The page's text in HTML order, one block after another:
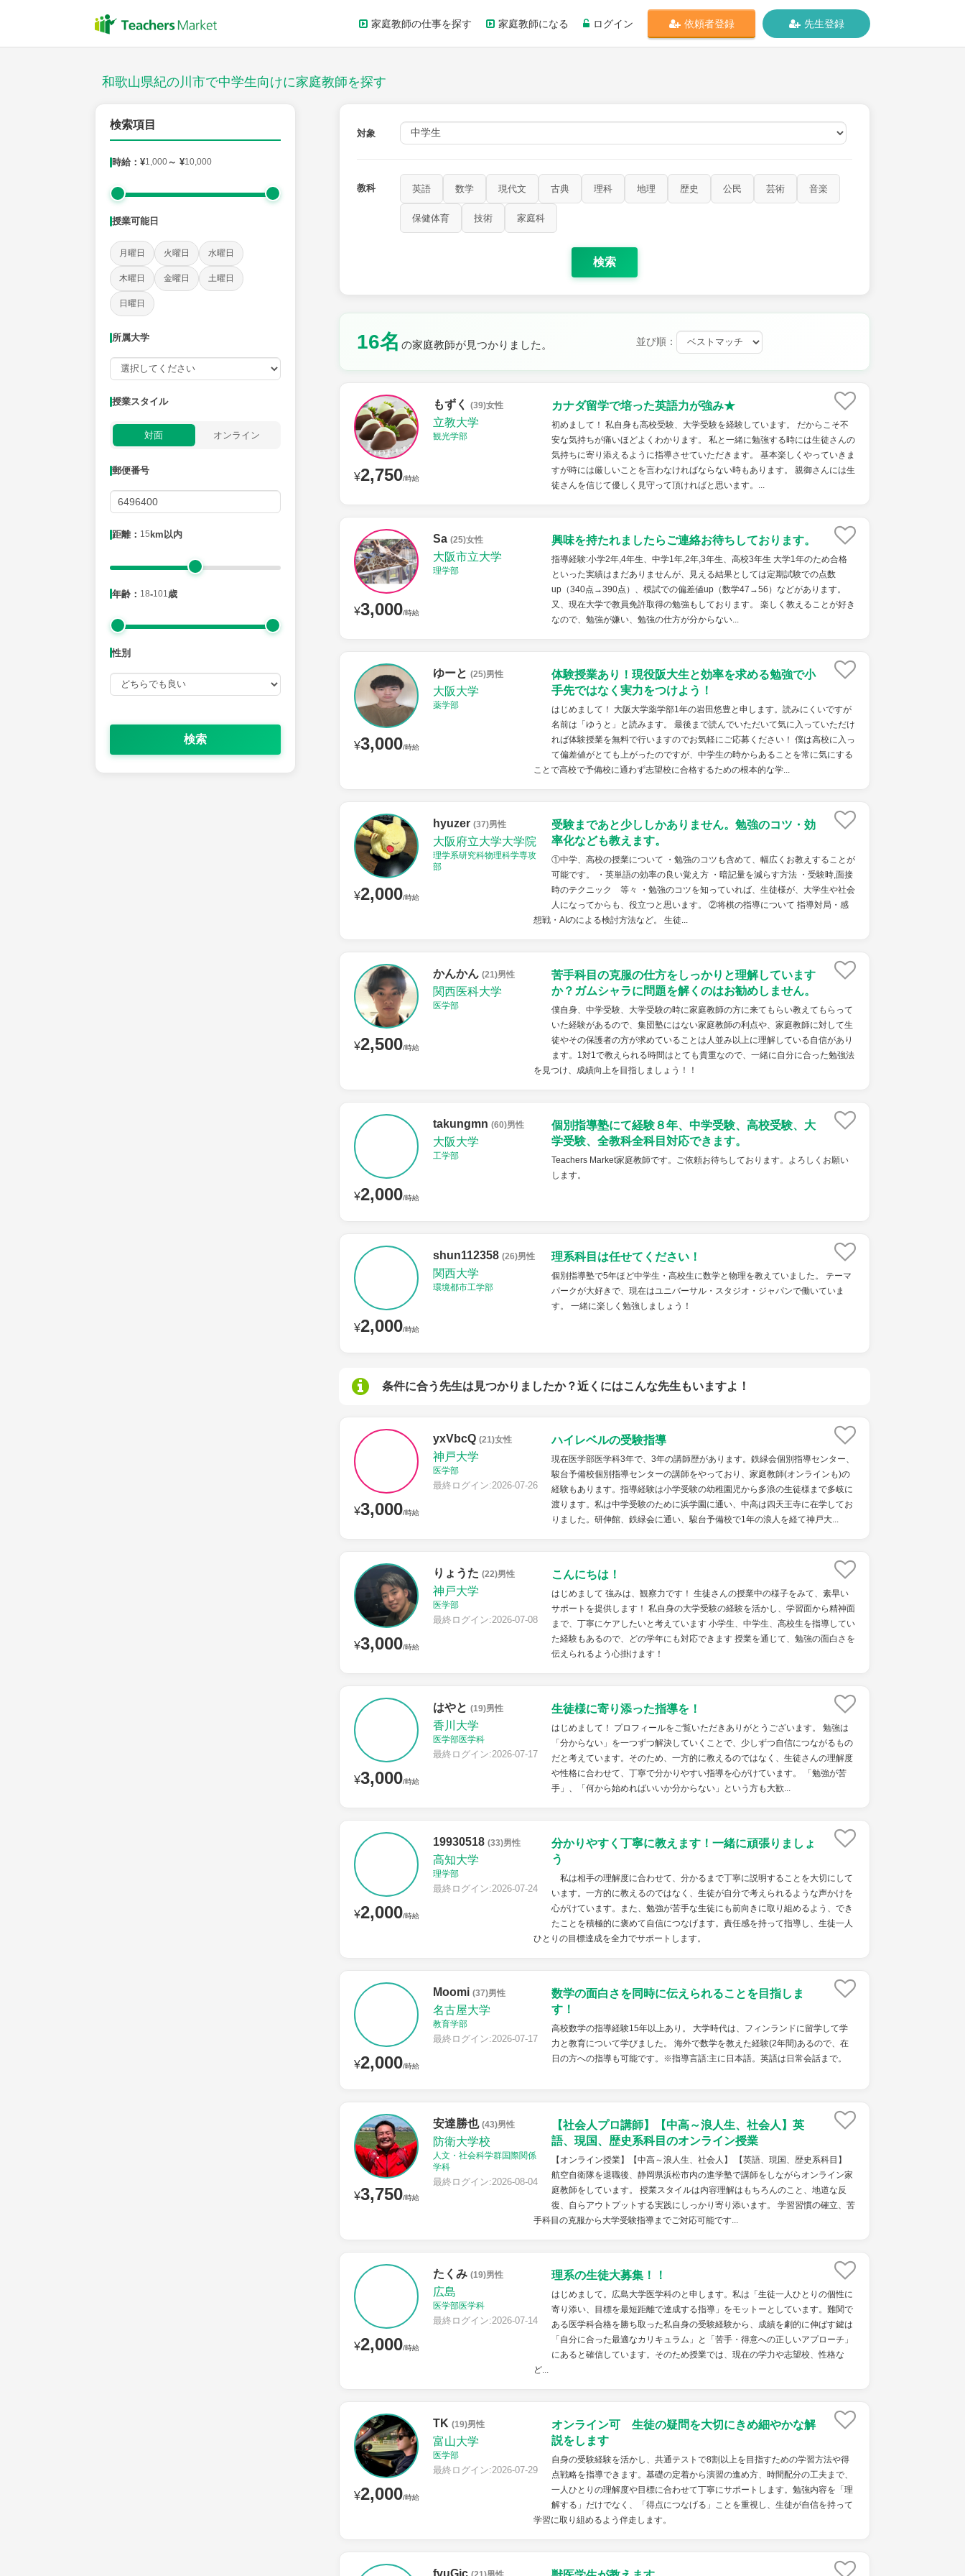
家庭教師の仕事を探す 家庭教師になる ログイン 依頼者登録 先生登録
和歌山県紀の川市で中学生向けに家庭教師を探す
検索項目
時給：¥1,000～ ¥10,000
授業可能日
月曜日 火曜日 水曜日
木曜日 金曜日 土曜日
日曜日
所属大学
授業スタイル
対面 オンライン
郵便番号
距離： 15 km以内
年齢： 18-101 歳
性別
検索
対象
教科 英語 数学 現代文 古典 理科 地理 歴史 公民 芸術 音楽
保健体育 技術 家庭科
検索
16名 の家庭教師が見つかりました。 並び順：
¥2,750/時給
もずく (39)女性
立教大学
観光学部
カナダ留学で培った英語力が強み★
初めまして！ 私自身も高校受験、大学受験を経験しています。 だからこそ不
安な気持ちが痛いほどよくわかります。 私と一緒に勉強する時には生徒さんの
気持ちに寄り添えるように指導させていただきます。 基本楽しくやっていきま
すが時には厳しいことを言わなければならない時もあります。 親御さんには生
徒さんを信じて優しく見守って頂ければと思います。...
¥3,000/時給
Sa (25)女性
大阪市立大学
理学部
興味を持たれましたらご連絡お待ちしております。
指導経験:小学2年,4年生、中学1年,2年,3年生、高校3年生 大学1年のため合格
といった実績はまだありませんが、見える結果としては定期試験での点数
up（340点→390点）、模試での偏差値up（数学47→56）などがあります。
又、現在大学で教員免許取得の勉強もしております。 楽しく教えることが好き
なので、勉強が嫌い、勉強の仕方が分からない...
¥3,000/時給
ゆーと (25)男性
大阪大学
薬学部
体験授業あり！現役阪大生と効率を求める勉強で小
手先ではなく実力をつけよう！
はじめまして！ 大阪大学薬学部1年の岩田悠豊と申します。読みにくいですが
名前は「ゆうと」と読みます。 最後まで読んでいただいて気に入っていただけ
れば体験授業を無料で行いますのでお気軽にご応募ください！ 僕は高校に入っ
て偏差値がとても上がったのですが、中学生の時からあることを常に気にする
ことで高校で予備校に通わず志望校に合格するための根本的な学...
¥2,000/時給
hyuzer (37)男性
大阪府立大学大学院
理学系研究科物理科学専攻
部
受験まであと少ししかありません。勉強のコツ・効
率化なども教えます。
①中学、高校の授業について ・勉強のコツも含めて、幅広くお教えすることが
可能です。 ・英単語の効率の良い覚え方 ・暗記量を減らす方法 ・受験時,面接
時のテクニック 等々 ・勉強のコツを知っていれば、生徒様が、大学生や社会
人になってからも、役立つと思います。 ②将棋の指導について 指導対局・感
想戦・AIのによる検討方法など。 生徒...
¥2,500/時給
かんかん (21)男性
関西医科大学
医学部
苦手科目の克服の仕方をしっかりと理解しています
か？ガムシャラに問題を解くのはお勧めしません。
僕自身、中学受験、大学受験の時に家庭教師の方に来てもらい教えてもらって
いた経験があるので、集団塾にはない家庭教師の利点や、家庭教師に対して生
徒やその保護者の方が求めていることは人並み以上に理解している自信があり
ます。1対1で教えられる時間はとても貴重なので、一緒に自分に合った勉強法
を見つけ、成績向上を目指しましょう！！
¥2,000/時給
takungmn (60)男性
大阪大学
工学部
個別指導塾にて経験８年、中学受験、高校受験、大
学受験、全教科全科目対応できます。
Teachers Market家庭教師です。ご依頼お待ちしております。よろしくお願い
します。
¥2,000/時給
shun112358 (26)男性
関西大学
環境都市工学部
理系科目は任せてください！
個別指導塾で5年ほど中学生・高校生に数学と物理を教えていました。 テーマ
パークが大好きで、現在はユニバーサル・スタジオ・ジャパンで働いていま
す。 一緒に楽しく勉強しましょう！
条件に合う先生は見つかりましたか？近くにはこんな先生もいますよ！
¥3,000/時給
yxVbcQ (21)女性
神戸大学
医学部
最終ログイン:2026-07-26
ハイレベルの受験指導
現在医学部医学科3年で、3年の講師歴があります。鉄緑会個別指導センター、
駿台予備校個別指導センターの講師をやっており、家庭教師(オンラインも)の
経験もあります。指導経験は小学受験の幼稚園児から多浪の生徒様まで多岐に
渡ります。私は中学受験のために浜学園に通い、中高は四天王寺に在学してお
りました。研伸館、鉄緑会に通い、駿台予備校で1年の浪人を経て神戸大...
¥3,000/時給
りょうた (22)男性
神戸大学
医学部
最終ログイン:2026-07-08
こんにちは！
はじめまして 強みは、観察力です！ 生徒さんの授業中の様子をみて、素早い
サポートを提供します！ 私自身の大学受験の経験を活かし、学習面から精神面
まで、丁寧にケアしたいと考えています 小学生、中学生、高校生を指導してい
た経験もあるので、どの学年にも対応できます 授業を通じて、勉強の面白さを
伝えられるよう心掛けます！
¥3,000/時給
はやと (19)男性
香川大学
医学部医学科
最終ログイン:2026-07-17
生徒様に寄り添った指導を！
はじめまして！ プロフィールをご覧いただきありがとうございます。 勉強は
「分からない」を一つずつ解決していくことで、少しずつ自信につながるもの
だと考えています。そのため、一方的に教えるのではなく、生徒さんの理解度
や性格に合わせて、丁寧で分かりやすい指導を心がけています。 「勉強が苦
手」、「何から始めればいいか分からない」という方も大歓...
¥2,000/時給
19930518 (33)男性
高知大学
理学部
最終ログイン:2026-07-24
分かりやすく丁寧に教えます！一緒に頑張りましょ
う
私は相手の理解度に合わせて、分かるまで丁寧に説明することを大切にして
います。一方的に教えるのではなく、生徒が自分で考えられるような声かけを
心がけています。また、勉強が苦手な生徒にも前向きに取り組めるよう、でき
たことを積極的に褒めて自信につなげます。責任感を持って指導し、生徒一人
ひとりの目標達成を全力でサポートします。
¥2,000/時給
Moomi (37)男性
名古屋大学
教育学部
最終ログイン:2026-07-17
数学の面白さを同時に伝えられることを目指しま
す！
高校数学の指導経験15年以上あり。 大学時代は、フィンランドに留学して学
力と教育について学びました。 海外で数学を教えた経験(2年間)あるので、在
日の方への指導も可能です。※指導言語:主に日本語。英語は日常会話まで。
¥3,750/時給
安達勝也 (43)男性
防衛大学校
人文・社会科学群国際関係
学科
最終ログイン:2026-08-04
【社会人プロ講師】【中高～浪人生、社会人】英
語、現国、歴史系科目のオンライン授業
【オンライン授業】【中高～浪人生、社会人】 【英語、現国、歴史系科目】
航空自衛隊を退職後、静岡県浜松市内の進学塾で講師をしながらオンライン家
庭教師をしています。 授業スタイルは内容理解はもちろんのこと、地道な反
復、自らアウトプットする実践にしっかり寄り添います。 学習習慣の確立、苦
手科目の克服から大学受験指導までご対応可能です...
¥2,000/時給
たくみ (19)男性
広島
医学部医学科
最終ログイン:2026-07-14
理系の生徒大募集！！
はじめまして。広島大学医学科のと申します。私は「生徒一人ひとりの個性に
寄り添い、目標を最短距離で達成する指導」をモットーとしています。難関で
ある医学科合格を勝ち取った私自身の受験経験から、成績を劇的に伸ばす鍵は
「自分に合った最適なカリキュラム」と「苦手・得意への正しいアプローチ」
にあると確信しています。そのため授業では、現在の学力や志望校、性格な
ど...
¥2,000/時給
TK (19)男性
富山大学
医学部
最終ログイン:2026-07-29
オンライン可 生徒の疑問を大切にきめ細やかな解
説をします
自身の受験経験を活かし、共通テストで8割以上を目指すための学習方法や得
点戦略を指導できます。基礎の定着から演習の進め方、時間配分の工夫まで、
一人ひとりの理解度や目標に合わせて丁寧にサポートします。勉強内容を「理
解する」だけでなく、「得点につなげる」ことを重視し、生徒が自信を持って
学習に取り組めるよう伴走します。
fvuGic
授業スタイル
数学 現代文 古典 家庭科
時給：¥1,000 ～ ¥10,000
授業可能日
月曜日 火曜日 日曜日
距離：15km以内
年齢：18-101歳